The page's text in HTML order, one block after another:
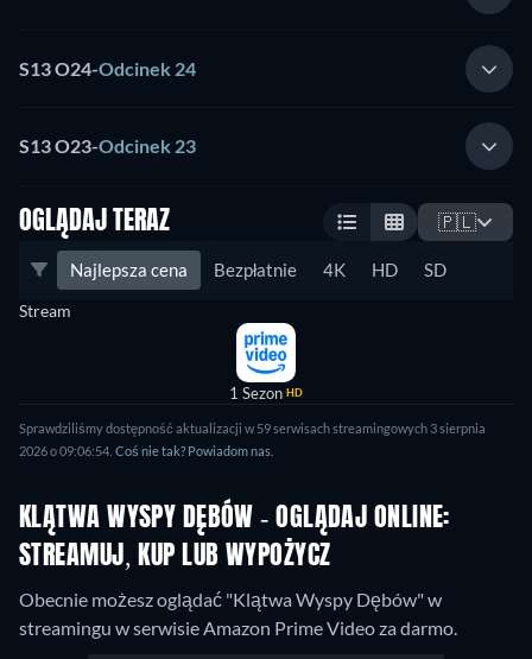
S13 O24-Odcinek 24
S13 O23-Odcinek 23
OGLĄDAJ TERAZ 🇵🇱
Najlepsza cena Bezpłatnie 4K HD SD
Stream
1 Sezon HD
Sprawdziliśmy dostępność aktualizacji w 59 serwisach streamingowych 3 sierpnia
2026 o 09:06:54. Coś nie tak? Powiadom nas.
KLĄTWA WYSPY DĘBÓW - OGLĄDAJ ONLINE:
STREAMUJ, KUP LUB WYPOŻYCZ
Obecnie możesz oglądać "Klątwa Wyspy Dębów" w
streamingu w serwisie Amazon Prime Video za darmo.